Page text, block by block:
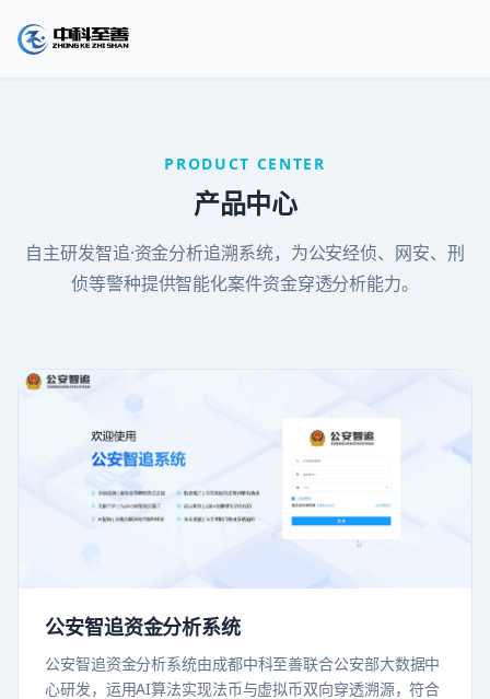
PRODUCT CENTER
产品中心
自主研发智追·资金分析追溯系统，为公安经侦、网安、刑
侦等警种提供智能化案件资金穿透分析能力。
公安智追资金分析系统
公安智追资金分析系统由成都中科至善联合公安部大数据中
心研发，运用AI算法实现法币与虚拟币双向穿透溯源，符合